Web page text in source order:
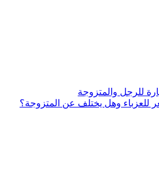
للرجل والمتزوجة
للعزباء وهل يختلف عن المتزوجة؟